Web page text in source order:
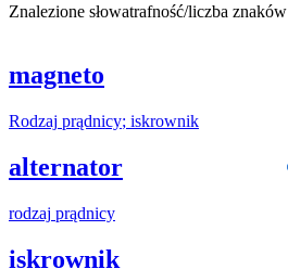
Znalezione słowatrafność/liczba znaków
magneto
Rodzaj prądnicy; iskrownik
alternator
rodzaj prądnicy
iskrownik